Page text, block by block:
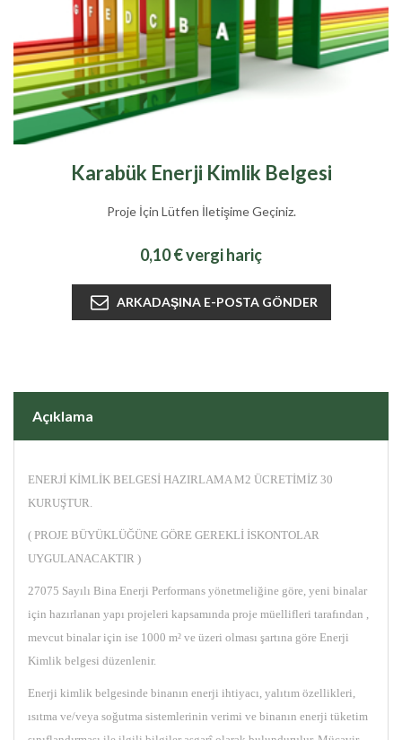
Karabük Enerji Kimlik Belgesi
Proje İçin Lütfen İletişime Geçiniz.
0,10 € vergi hariç
Açıklama
ENERJİ KİMLİK BELGESİ HAZIRLAMA M2 ÜCRETİMİZ 30
KURUŞTUR.
( PROJE BÜYÜKLÜĞÜNE GÖRE GEREKLİ İSKONTOLAR
UYGULANACAKTIR )
27075 Sayılı Bina Enerji Performans yönetmeliğine göre, yeni binalar
için hazırlanan yapı projeleri kapsamında proje müellifleri tarafından ,
mevcut binalar için ise 1000 m² ve üzeri olması şartına göre Enerji
Kimlik belgesi düzenlenir.
Enerji kimlik belgesinde binanın enerji ihtiyacı, yalıtım özellikleri,
ısıtma ve/veya soğutma sistemlerinin verimi ve binanın enerji tüketim